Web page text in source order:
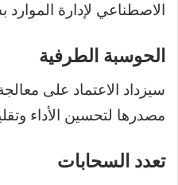
الاصطناعي لإدارة
الحوسبة الطرفية
سيزداد الاعتماد على
مصدرها لتحسين الأداء
تعدد السحابات